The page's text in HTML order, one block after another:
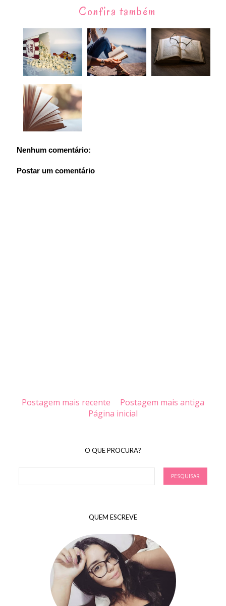
Confira também
Nenhum comentário:
Postar um comentário
Postagem mais recente
Postagem mais antiga
Página inicial
O QUE PROCURA?
QUEM ESCREVE